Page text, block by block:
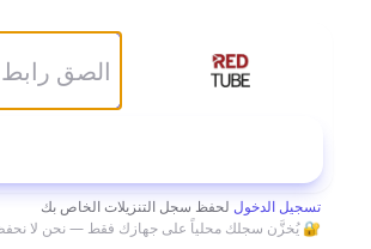
تسجيل الدخول لحفظ سجل التنزيلات الخاص بك
🔐 يُخزَّن سجلك محلياً على جهازك فقط — نحن لا نحفظه